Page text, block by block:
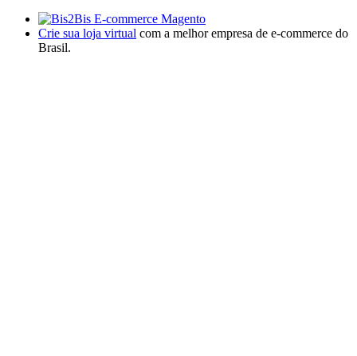
Crie sua loja virtual com a melhor empresa de e-commerce do
Brasil.